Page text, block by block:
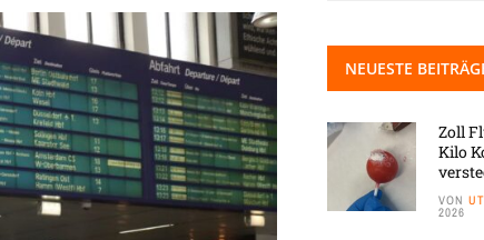
NEUESTE
Zoll
Kilo
VON
2026